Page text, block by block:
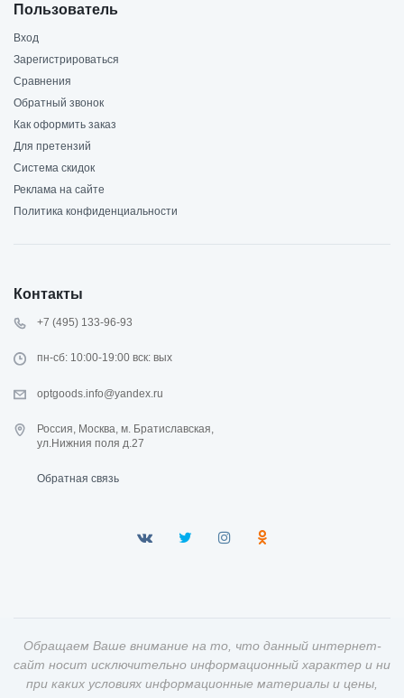
Пользователь
Вход
Зарегистрироваться
Сравнения
Обратный звонок
Как оформить заказ
Для претензий
Система скидок
Реклама на сайте
Политика конфиденциальности
Контакты
+7 (495) 133-96-93
пн-сб: 10:00-19:00 вск: вых
optgoods.info@yandex.ru
Россия, Москва, м. Братиславская,
ул.Нижния поля д.27
Обратная связь
Обращаем Ваше внимание на то, что данный интернет-
сайт носит исключительно информационный характер и ни
при каких условиях информационные материалы и цены,